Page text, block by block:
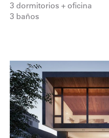
3 dormitorios + oficina
3 baños